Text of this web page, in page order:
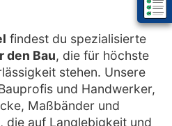
Mein
findest du spezialisierte
den Bau, die für höchste
stehen. Unsere
und Handwerker,
Maßbänder und
die auf Langlebigkeit und